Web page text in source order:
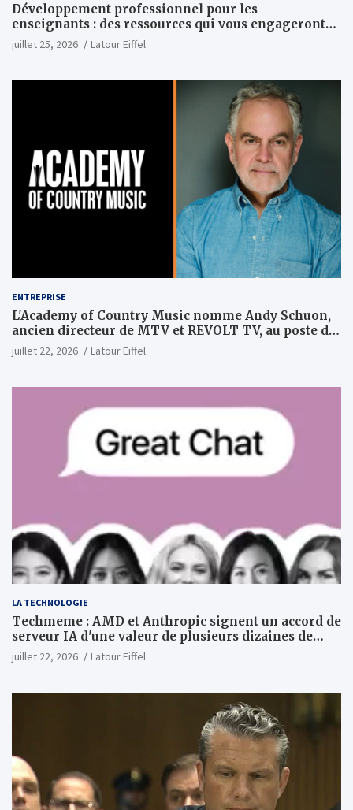
Développement professionnel pour les
enseignants : des ressources qui vous engageront
vraiment
juillet 25, 2026 Latour Eiffel
ENTREPRISE
L'Academy of Country Music nomme Andy Schuon,
ancien directeur de MTV et REVOLT TV, au poste de
PDG
juillet 22, 2026 Latour Eiffel
LA TECHNOLOGIE
Techmeme : AMD et Anthropic signent un accord de
serveur IA d'une valeur de plusieurs dizaines de
milliards ; Anthropic achètera jusqu'à 2 GW de puces
MI450 à partir du premier semestre 2027 et AMD
(Wall Street Journal)
juillet 22, 2026 Latour Eiffel